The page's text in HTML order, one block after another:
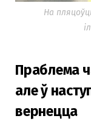
На
Праблема
але ў
вернецца